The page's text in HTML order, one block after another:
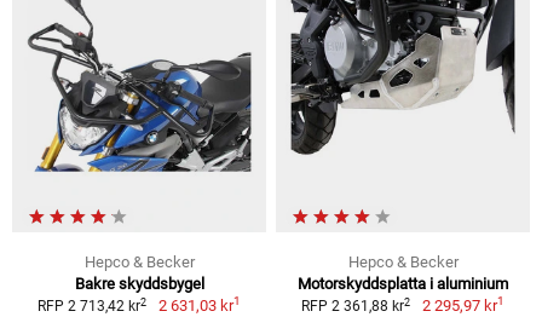
Hepco & Becker
Bakre skyddsbygel
RFP 2 713,42 kr2 2 631,03 kr1
Hepco & Becker
Motorskyddsplatta i aluminium
RFP 2 361,88 kr2 2 295,97 kr1